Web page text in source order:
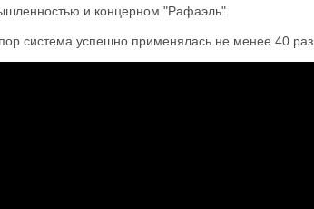
и концерном "Рафаэль".
система успешно применялась не менее 40 раз.